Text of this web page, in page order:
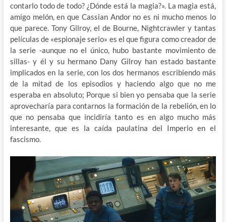
contarlo todo de todo? ¿Dónde está la magia?». La magia está,
amigo melón, en que Cassian Andor no es ni mucho menos lo
que parece. Tony Gilroy, el de Bourne, Nightcrawler y tantas
películas de «espionaje serio» es el que figura como creador de
la serie -aunque no el único, hubo bastante movimiento de
sillas- y él y su hermano Dany Gilroy han estado bastante
implicados en la serie, con los dos hermanos escribiendo más
de la mitad de los episodios y haciendo algo que no me
esperaba en absoluto; Porque si bien yo pensaba que la serie
aprovecharía para contarnos la formación de la rebelión, en lo
que no pensaba que incidiría tanto es en algo mucho más
interesante, que es la caída paulatina del Imperio en el
fascismo.